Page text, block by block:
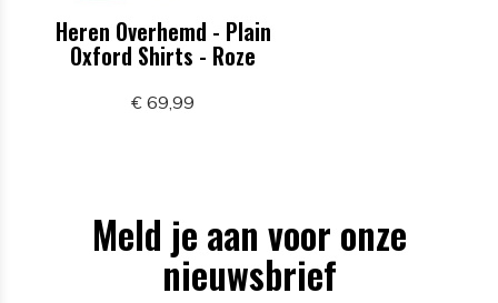
Heren Overhemd - Plain
Oxford Shirts - Roze
€ 69,99
Meld je aan voor onze
nieuwsbrief